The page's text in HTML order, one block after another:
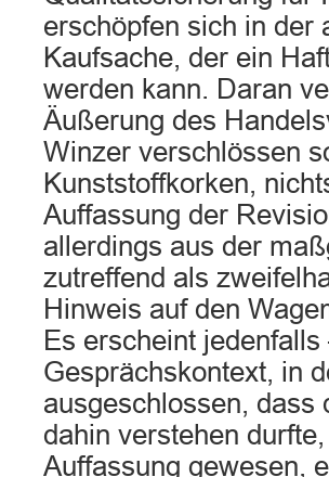
erschöpfen sich in der
Kaufsache, der ein
werden kann. Daran
Äußerung des
Winzer verschlössen
Kunststoffkorken,
Auffassung der
allerdings aus der
zutreffend als
Hinweis auf den
Es erscheint
Gesprächskontext, in
ausgeschlossen, dass
dahin verstehen
Auffassung gewesen,